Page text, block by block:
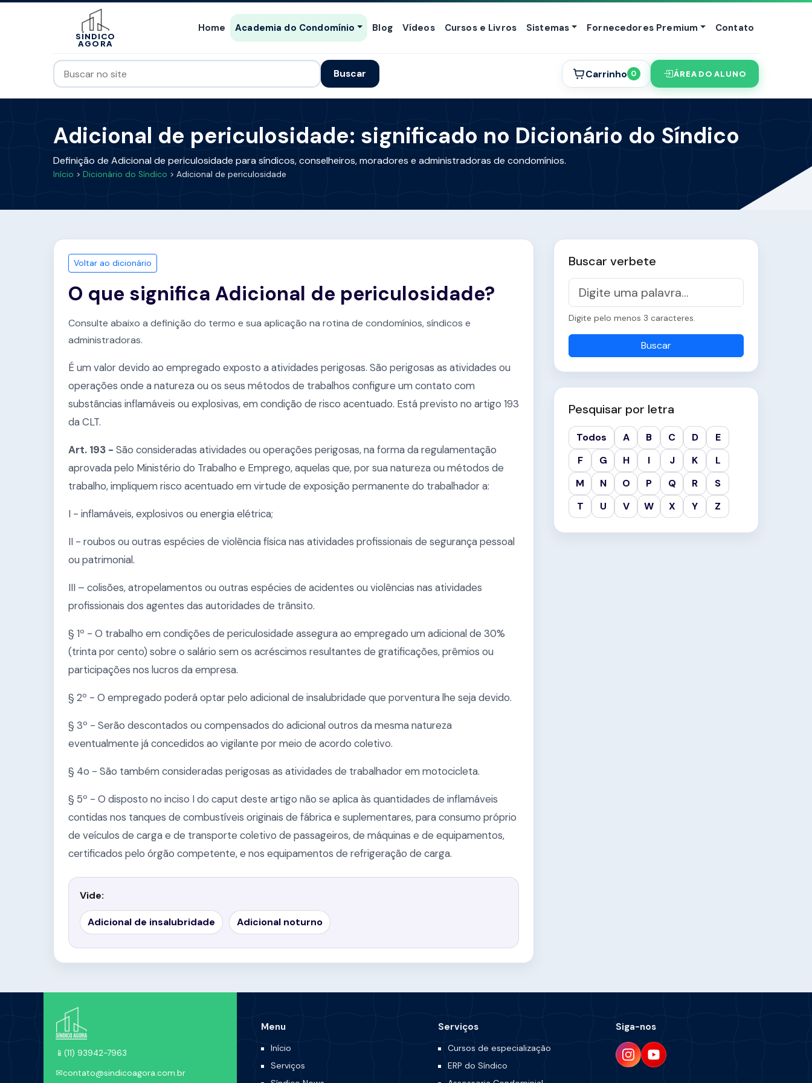
SÍNDICO
AGORA
Home Academia do Condomínio Blog Vídeos Cursos e Livros Sistemas Fornecedores Premium Contato
Buscar Carrinho 0 ÁREA DO ALUNO
Adicional de periculosidade: significado no Dicionário do Síndico
Definição de Adicional de periculosidade para síndicos, conselheiros, moradores e administradoras de condomínios.
Início > Dicionário do Síndico > Adicional de periculosidade
Voltar ao dicionário
O que significa Adicional de periculosidade?
Consulte abaixo a definição do termo e sua aplicação na rotina de condomínios, síndicos e
administradoras.
É um valor devido ao empregado exposto a atividades perigosas. São perigosas as atividades ou
operações onde a natureza ou os seus métodos de trabalhos configure um contato com
substâncias inflamáveis ou explosivas, em condição de risco acentuado. Está previsto no artigo 193
da CLT.
Art. 193 - São consideradas atividades ou operações perigosas, na forma da regulamentação
aprovada pelo Ministério do Trabalho e Emprego, aquelas que, por sua natureza ou métodos de
trabalho, impliquem risco acentuado em virtude de exposição permanente do trabalhador a:
I - inflamáveis, explosivos ou energia elétrica;
II - roubos ou outras espécies de violência física nas atividades profissionais de segurança pessoal
ou patrimonial.
III – colisões, atropelamentos ou outras espécies de acidentes ou violências nas atividades
profissionais dos agentes das autoridades de trânsito.
§ 1º - O trabalho em condições de periculosidade assegura ao empregado um adicional de 30%
(trinta por cento) sobre o salário sem os acréscimos resultantes de gratificações, prêmios ou
participações nos lucros da empresa.
§ 2º - O empregado poderá optar pelo adicional de insalubridade que porventura lhe seja devido.
§ 3º - Serão descontados ou compensados do adicional outros da mesma natureza
eventualmente já concedidos ao vigilante por meio de acordo coletivo.
§ 4o - São também consideradas perigosas as atividades de trabalhador em motocicleta.
§ 5º - O disposto no inciso I do caput deste artigo não se aplica às quantidades de inflamáveis
contidas nos tanques de combustíveis originais de fábrica e suplementares, para consumo próprio
de veículos de carga e de transporte coletivo de passageiros, de máquinas e de equipamentos,
certificados pelo órgão competente, e nos equipamentos de refrigeração de carga.
Vide:
Adicional de insalubridade Adicional noturno
Buscar verbete
Digite pelo menos 3 caracteres.
Buscar
Pesquisar por letra
Todos A B C D
E
F
G H I J K
L
M
N O P Q R
S
T
U V W X Y Z
📱 (11) 93942-7963
✉contato@sindicoagora.com.br
Menu
Início
Serviços
Serviços
Cursos de especialização
ERP do Síndico
Siga-nos